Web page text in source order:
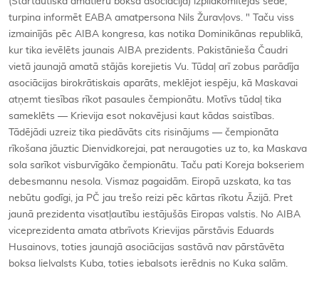
turpina informēt EABA amatpersona Nils Žuravļovs. " Taču viss
izmainījās pēc AIBA kongresa, kas notika Dominikānas republikā,
kur tika ievēlēts jaunais AIBA prezidents. Pakistānieša Čaudri
vietā jaunajā amatā stājās korejietis Vu. Tūdaļ arī zobus parādīja
asociācijas birokrātiskais aparāts, meklējot iespēju, kā Maskavai
atņemt tiesības rīkot pasaules čempionātu. Motīvs tūdaļ tika
sameklēts — Krievija esot nokavējusi kaut kādas saistības.
Tādējādi uzreiz tika piedāvāts cits risinājums — čempionāta
rīkošana jāuztic Dienvidkorejai, pat neraugoties uz to, ka Maskava
sola sarīkot visburvīgāko čempionātu. Taču pati Koreja bokseriem
debesmannu nesola. Vismaz pagaidām. Eiropā uzskata, ka tas
nebūtu godīgi, ja PČ jau trešo reizi pēc kārtas rīkotu Āzijā. Pret
jaunā prezidenta visatļautību iestājušās Eiropas valstis. No AIBA
viceprezidenta amata atbrīvots Krievijas pārstāvis Eduards
Husainovs, toties jaunajā asociācijas sastāvā nav pārstāvēta
boksa lielvalsts Kuba, toties iebalsots ierēdnis no Kuka salām.